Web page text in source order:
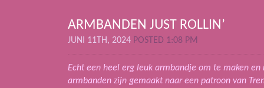
ARMBANDEN JUST ROLLIN’
JUNI 11TH, 2024 POSTED 1:08 PM
Echt een heel erg leuk armbandje om te maken
armbanden zijn gemaakt naar een patroon van